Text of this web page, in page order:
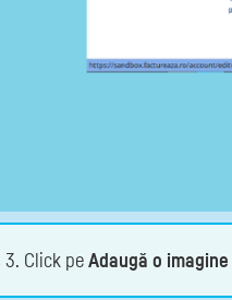
3. Click peAdaugă o imagine